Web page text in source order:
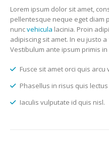
Lorem ipsum dolor sit amet,
pellentesque neque eget diam
nuncvehicula lacinia. Proin
adipiscing sit amet. In eu justo
Vestibulum ante ipsum primis
Fusce sit amet orci quis
Phasellus in risus quis
Iaculis vulputate id quis nisl.